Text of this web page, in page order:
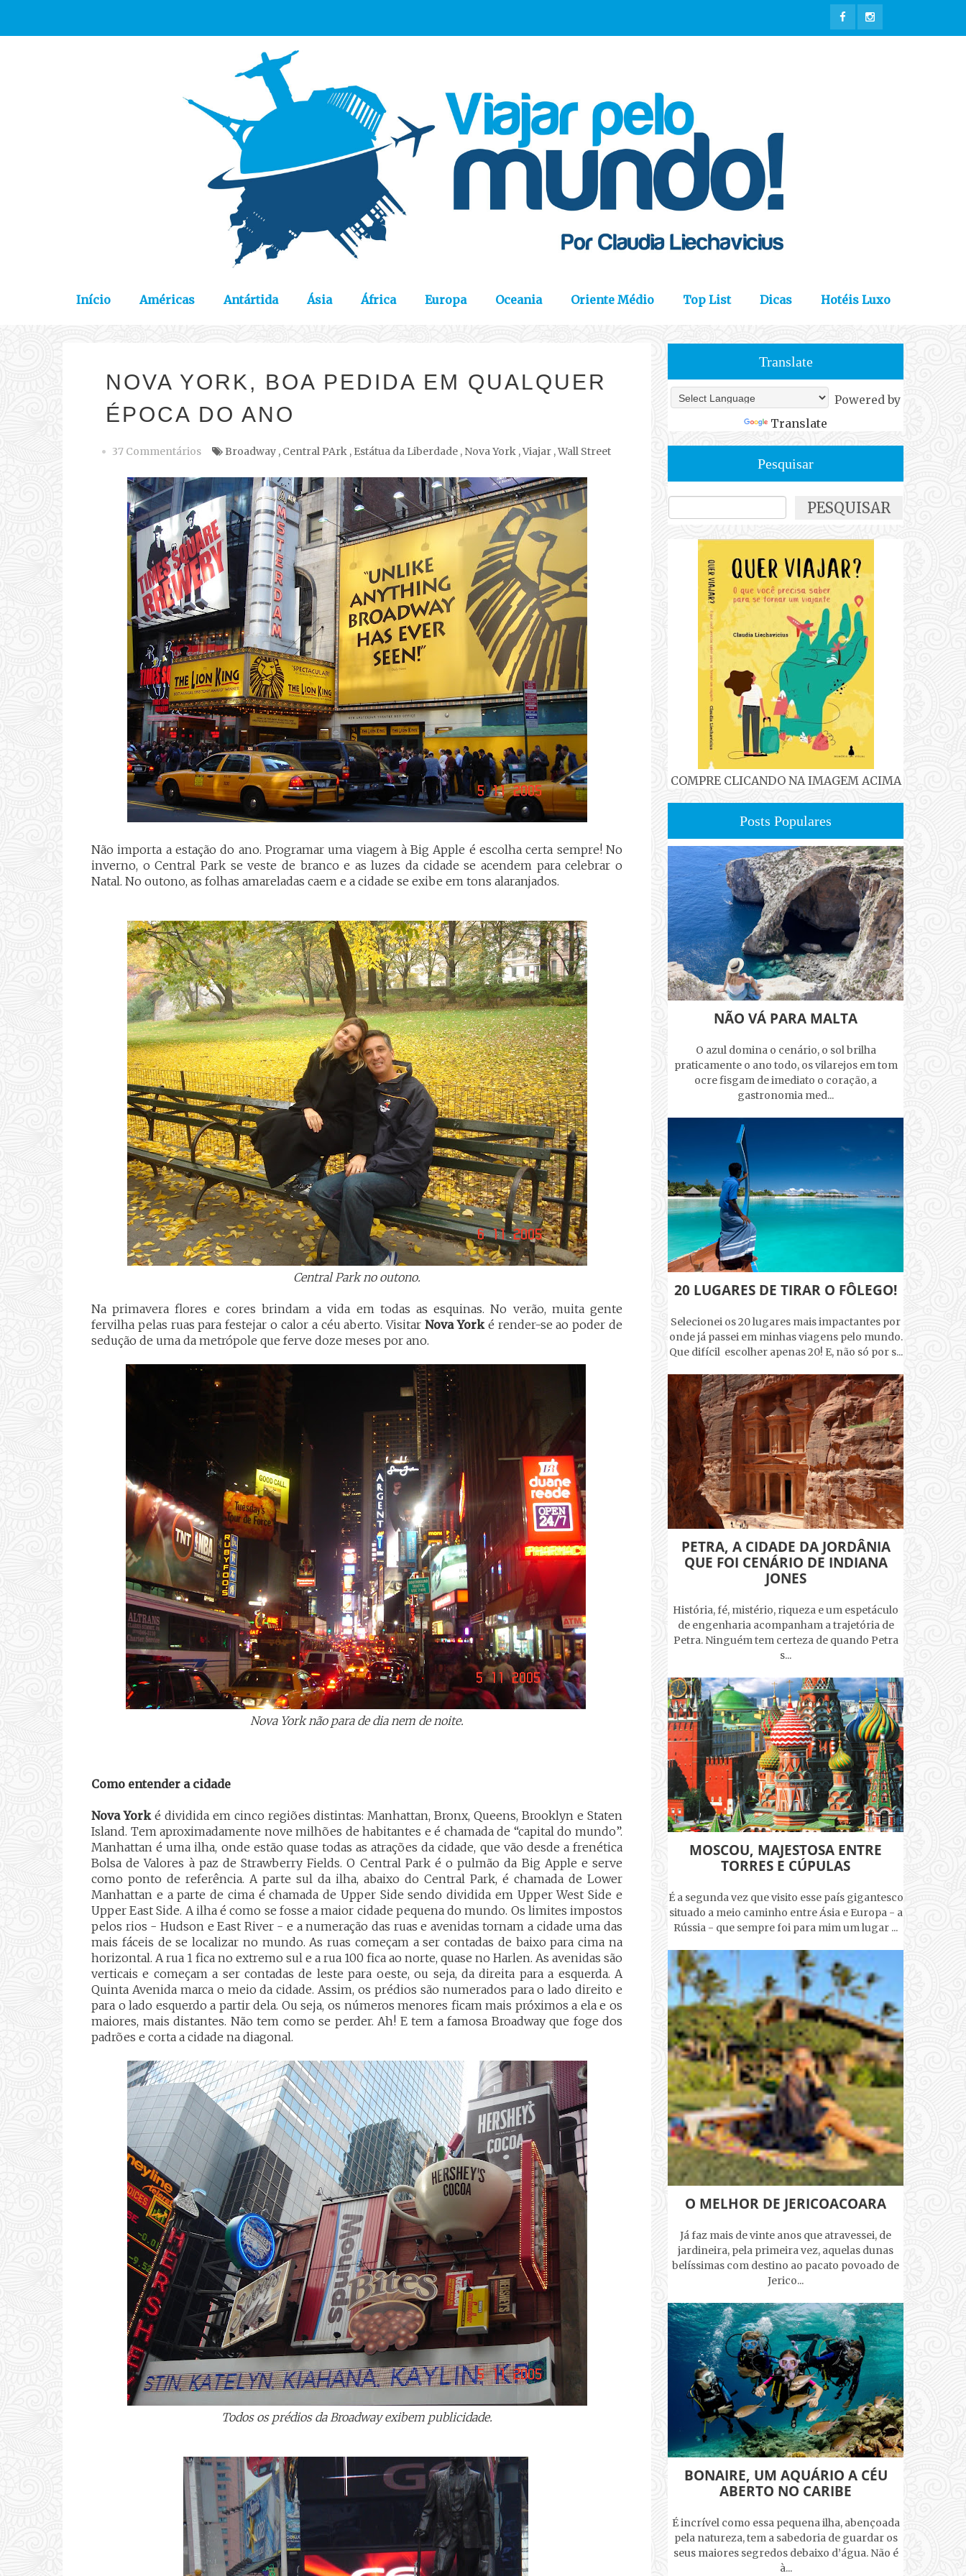
Início Américas Antártida Ásia África Europa Oceania Oriente Médio Top List Dicas Hotéis Luxo
NOVA YORK, BOA PEDIDA EM QUALQUER
ÉPOCA DO ANO
37 Commentários Broadway , Central PArk , Estátua da Liberdade , Nova York ,Viajar ,Wall Street
Não importa a estação do ano. Programar uma viagem à Big Apple é escolha certa sempre! No
inverno, o Central Park se veste de branco e as luzes da cidade se acendem para celebrar o
Natal. No outono, as folhas amareladas caem e a cidade se exibe em tons alaranjados.
Central Park no outono.
Na primavera flores e cores brindam a vida em todas as esquinas. No verão, muita gente
fervilha pelas ruas para festejar o calor a céu aberto. VisitarNova Yorké render-se ao poder de
sedução de uma da metrópole que ferve doze meses por ano.
Nova York não para de dia nem de noite.
Como entender a cidade
Nova Yorké dividida em cinco regiões distintas: Manhattan, Bronx, Queens, Brooklyn e Staten
Island. Tem aproximadamente nove milhões de habitantes e é chamada de “capital do mundo”.
Manhattan é uma ilha, onde estão quase todas as atrações da cidade, que vão desde a frenética
Bolsa de Valores à paz de Strawberry Fields. O Central Park é o pulmão da Big Apple e serve
como ponto de referência. A parte sul da ilha, abaixo do Central Park, é chamada de Lower
Manhattan e a parte de cima é chamada de Upper Side sendo dividida em Upper West Side e
Upper East Side. A ilha é como se fosse a maior cidade pequena do mundo. Os limites impostos
pelos rios - Hudson e East River - e a numeração das ruas e avenidas tornam a cidade uma das
mais fáceis de se localizar no mundo. As ruas começam a ser contadas de baixo para cima na
horizontal. A rua 1 fica no extremo sul e a rua 100 fica ao norte, quase no Harlen. As avenidas são
verticais e começam a ser contadas de leste para oeste, ou seja, da direita para a esquerda. A
Quinta Avenida marca o meio da cidade. Assim, os prédios são numerados para o lado direito e
para o lado esquerdo a partir dela. Ou seja, os números menores ficam mais próximos a ela e os
maiores, mais distantes. Não tem como se perder. Ah! E tem a famosa Broadway que foge dos
padrões e corta a cidade na diagonal.
Todos os prédios da Broadway exibem publicidade.
Translate
Powered by
Translate
Pesquisar
COMPRE CLICANDO NA IMAGEM ACIMA
Posts Populares
NÃO VÁ PARA MALTA
O azul domina o cenário, o sol brilha
praticamente o ano todo, os vilarejos em tom
ocre fisgam de imediato o coração, a
gastronomia med...
20 LUGARES DE TIRAR O FÔLEGO!
Selecionei os 20 lugares mais impactantes por
onde já passei em minhas viagens pelo mundo.
Que difícil escolher apenas 20! E, não só por s...
PETRA, A CIDADE DA JORDÂNIA
QUE FOI CENÁRIO DE INDIANA
JONES
História, fé, mistério, riqueza e um espetáculo
de engenharia acompanham a trajetória de
Petra. Ninguém tem certeza de quando Petra
s...
MOSCOU, MAJESTOSA ENTRE
TORRES E CÚPULAS
É a segunda vez que visito esse país gigantesco
situado a meio caminho entre Ásia e Europa - a
Rússia - que sempre foi para mim um lugar ...
O MELHOR DE JERICOACOARA
Já faz mais de vinte anos que atravessei, de
jardineira, pela primeira vez, aquelas dunas
belíssimas com destino ao pacato povoado de
Jerico...
BONAIRE, UM AQUÁRIO A CÉU
ABERTO NO CARIBE
É incrível como essa pequena ilha, abençoada
pela natureza, tem a sabedoria de guardar os
seus maiores segredos debaixo d’água. Não é
à...